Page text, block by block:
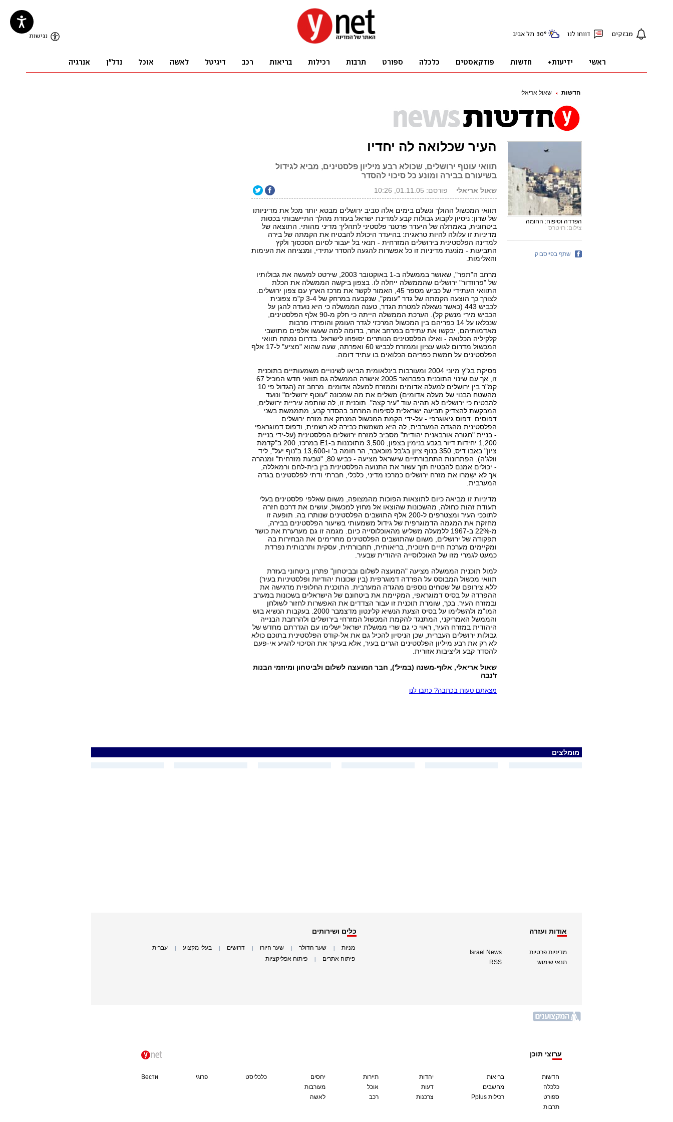
חדשות שאול אריאלי
העיר שכלואה לה יחדיו
תוואי עוטף ירושלים, שכולא רבע מיליון פלסטינים, מביא לגידול
בשיעורם בבירה ומונע כל סיכוי להסדר
שאול אריאלי פורסם: 01.11.05, 10:26
תוואי המכשול ההולך ונשלם בימים אלה סביב ירושלים מבטא יותר מכל את מדיניותו
של שרון: ניסיון לקבוע גבולות קבע למדינת ישראל בעזרת מהלך התיישבותי בכסות
ביטחונית, באמתלה של היעדר פרטנר פלסטיני לתהליך מדיני מהותי. התוצאה של
מדיניות זו עלולה להיות טראגית: בהיעדר היכולת להבטיח את הקמתה של בירה
למדינה הפלסטינית בירושלים המזרחית - תנאי בל יעבור לסיום הסכסוך ולקץ
התביעות - מוֹנעת מדיניות זו כל אפשרות להגעה להסדר עתידי, ומנציחה את העימות
והאלימות.
מרחב ה"תפר", שאושר בממשלה ב-1 באוקטובר 2003, שירטט למעשה את גבולותיו
של "פרוזדור" ירושלים שהממשלה ייחלה לו. בצפון ביקשה הממשלה את הכלת
התוואי העתידי של כביש מספר 45, האמור לקשר את מרכז הארץ עם צפון ירושלים.
לצורך כך הוצעה הקמתה של גדר "עומק", שנקבעה במרחק של 3-4 ק"מ צפונית
לכביש 443 (כאשר נשאלה למטרת הגדר, טענה הממשלה כי היא נועדה להגן על
הכביש מירי מנשק קל). הערכת הממשלה הייתה כי חלק מ-90 אלף הפלסטינים,
שנכלאו על 14 כפריהם בין המכשול המרכזי לגדר העומק והופרדו מרבות
מאדמותיהם, יבקשו את עתידם במרחב אחר, בדומה למה שעשו אלפים מתושבי
קלקיליה הכלואה - ואילו הפלסטינים הנותרים יסופחו לישראל. בדרום נמתח תוואי
המכשול מדרום לגוש עציון וממזרח לכביש 60 ואפרתה, שעה שהוא "מציע" ל-17 אלף
הפלסטינים על חמשת כפריהם הכלואים בו עתיד דומה.
פסיקת בג"ץ מיוני 2004 ומעורבות בינלאומית הביאו לשינויים משמעותיים בתוכנית
זו, אך עם שינוי התוכנית בפברואר 2005 אישרה הממשלה גם תוואי חדש המכיל 67
קמ"ר בין ירושלים למעלה אדומים וממזרח למעלה אדומים. מרחב זה (הגדול פי 10
מהשטח הבנוי של מעלה אדומים) משלים את מה שמכונה "עוטף ירושלים" ונועד
להבטיח כי ירושלים לא תהיה עוד "עיר קצה". תוכנית זו, לה שותפה עיריית ירושלים,
המבקשת להצדיק תביעה ישראלית לסיפוח המרחב בהסדר קבע, מתממשת בשני
דפוסים: דפוס גיאוגרפי - על-ידי הקמת המכשול המנתק את מזרח ירושלים
הפלסטינית מהגדה המערבית, לה היא משמשת כבירה לא רשמית, ודפוס דמוגראפי
- בניית "חגורה אורבאנית יהודית" מסביב למזרח ירושלים הפלסטינית (על-ידי בניית
1,200 יחידות דיור בגבע בנימין בצפון, 3,500 מתוכננות ב-E1 במרכז, 200 ב"קדמת
ציון" באבו דיס, 350 בנוף ציון בג'בל מוכאבר, הר חומה ב' ו-13,600 ב"נוף יעל", ליד
וולג'ה). הפתרונות התחבורתיים שישראל מציעה - כביש 80, "טבעת מזרחית" ומנהרה
- יכולים אמנם להבטיח תוך עשור את התנועה הפלסטינית בין בית-לחם ורמאללה,
אך לא ישַמרו את מזרח ירושלים כמרכז מדיני, כלכלי, חברתי ודתי לפלסטינים בגדה
המערבית.
מדיניות זו מביאה כיום לתוצאות הפוכות מהמצופה, משום שאלפי פלסטינים בעלי
תעודת זהות כחולה, מהשכונות שהוצאו אל מחוץ למכשול, עושים את דרכם חזרה
לתוככי העיר ומצטרפים ל-200 אלף התושבים הפלסטינים שנותרו בה. תופעה זו
מחזקת את המגמה הדמוגרפית של גידול משמעותי בשיעור הפלסטינים בבירה,
מ-22% ב-1967 ללמעלה משליש מהאוכלוסייה כיום. מגמה זו גם מערערת את כושר
תפקודה של ירושלים, משום שהתושבים הפלסטינים מחרימים את הבחירות בה
ומקיימים מערכת חיים חינוכית, בריאותית, תחבורתית, עסקית ותרבותית נפרדת
כמעט לגמרי מזו של האוכלוסייה היהודית שבעיר.
למול תוכנית הממשלה מציעה "המועצה לשלום ובביטחון" פתרון ביטחוני בעזרת
תוואי מכשול המבוסס על הפרדה דמוגרפית (בין שכונות יהודיות ופלסטיניות בעיר)
ללא צירופם של שטחים נוספים מהגדה המערבית. התוכנית החלופית מדגישה את
ההפרדה על בסיס דמוגראפי, המקיימת את ביטחונם של הישראלים בשכונות במערב
ובמזרח העיר. בכך, שומרת תוכנית זו עבור הצדדים את האפשרות לחזור לשולחן
המו"מ ולהשלימו על בסיס הצעת הנשיא קלינטון מדצמבר 2000. בעקבות הנשיא בוש
והממשל האמריקני, המתנגד להקמת המכשול המזרחי בירושלים ולהרחבת הבנייה
היהודית במזרח העיר, ראוי כי גם שרי ממשלת ישראל ישלימו עם הגדרתם מחדש של
גבולות ירושלים העברית, שכן הניסיון להכיל גם את אל-קודס הפלסטינית בתוכם כולא
לא רק את רבע מיליון הפלסטינים הגרים בעיר, אלא בעיקר את הסיכוי להגיע אי-פעם
להסדר קבע וליציבות אזורית.
שאול אריאלי, אלוף-משנה (במיל'), חבר המועצה לשלום ולביטחון ומיוזמי הבנות
ז'נבה
מצאתם טעות בכתבה? כתבו לנו
הפרדה וסיפוח: החומה
צילום: רויטרס
שתף בפייסבוק
מומלצים
אודות ועזרה
מדיניות פרטיות
תנאי שימוש
Israel News
RSS
כלים ושירותים
מניות שער הדולר שער היורו דרושים בעלי מקצוע עברית
פיתוח אתרים פיתוח אפליקציות
ערוצי תוכן
חדשות
כלכלה
ספורט
תרבות
בריאות
מחשבים
Pplus רכילות
יהדות
דעות
צרכנות
תיירות
אוכל
רכב
יחסים
מעורבות
לאשה
כלכליסט פרוגי Вести